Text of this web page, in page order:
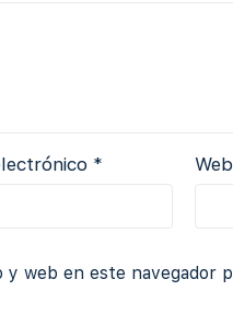
* Web
web en este navegador